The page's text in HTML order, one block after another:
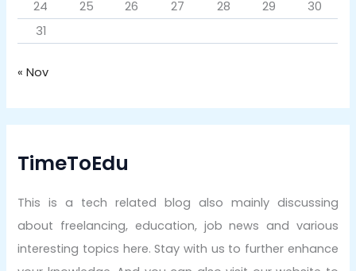
24
25 26 27 28 29
30
31
« Nov
TimeToEdu
This is a tech related blog also mainly discussing
about freelancing, education, job news and various
interesting topics here. Stay with us to further enhance